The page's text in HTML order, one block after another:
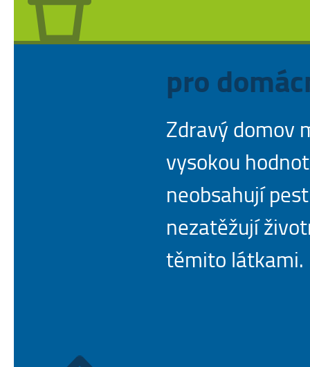
pro
Zdravý domov
vysokou
neobsahují
nezatěžují
těmito látkami.